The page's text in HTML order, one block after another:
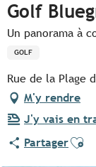
Golf
Un panorama à
GOLF
Rue de la Plage
M'y rendre
J'y vais en
Partager